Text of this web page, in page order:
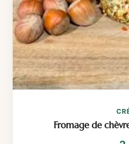
Fromage de